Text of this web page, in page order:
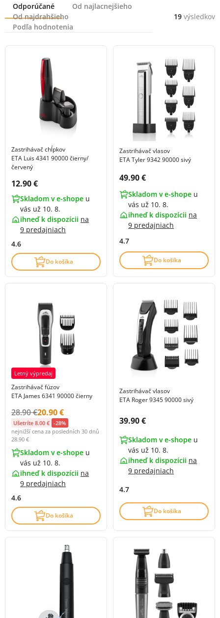
Radenie
Odporúčané
Od najlacnejšieho
Od najdrahšieho
Podľa hodnotenia
19 výsledkov
Zastrihávač chĺpkov
ETA Luis 4341 90000 čierny/
červený
Cena s DPH:
12.90 €
Skladom v e-shope u
vás už 10. 8.
ihneď k dispozícii na
9 predajniach
4.6
Do košíka
Zastrihávač vlasov
ETA Tyler 9342 90000 sivý
Cena s DPH:
49.90 €
Skladom v e-shope u
vás už 10. 8.
ihneď k dispozícii na
9 predajniach
4.7
Do košíka
Letný výpredaj
Zastrihávač fúzov
ETA James 6341 90000 čierny
Původní cena s DPH:
28.90 €Cena s DPH:
20.90 €
Ušetríte 8.00 € -28%
nejnižší cena za posledních 30 dnů
28.90 €
Skladom v e-shope u
vás už 10. 8.
ihneď k dispozícii na
9 predajniach
4.6
Do košíka
Zastrihávač vlasov
ETA Roger 9345 90000 sivý
Cena s DPH:
39.90 €
Skladom v e-shope u
vás už 10. 8.
ihneď k dispozícii na
9 predajniach
4.7
Do košíka